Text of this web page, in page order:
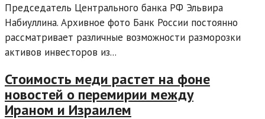
Председатель Центрального банка РФ Эльвира
Набиуллина. Архивное фото Банк России постоянно
рассматривает различные возможности разморозки
активов инвесторов из...
Стоимость меди растет на фоне
новостей о перемирии между
Ираном и Израилем